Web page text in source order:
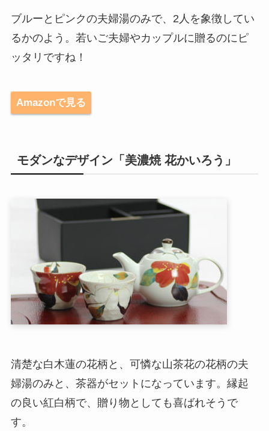
ブルーとピンクの夫婦湯のみで、2人を象徴してい
るかのよう。若いご夫婦やカップルに贈るのにピ
ッタリですね！
Amazonで見る
モダンなデザイン「美濃焼 花かいろう」
清楚な白木蓮の花柄と、可憐な山茶花の花柄の夫
婦湯のみと、茶器がセットになっています。縁起
の良い紅白柄で、贈り物としても喜ばれそうで
す。